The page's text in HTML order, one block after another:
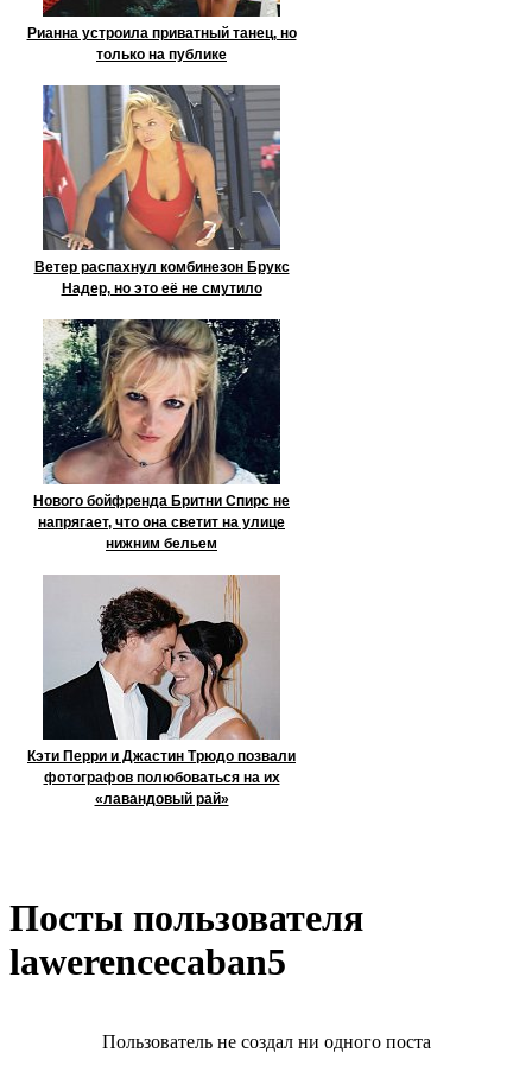
Рианна устроила приватный танец, но
только на публике
Ветер распахнул комбинезон Брукс
Надер, но это её не смутило
Нового бойфренда Бритни Спирс не
напрягает, что она светит на улице
нижним бельем
Кэти Перри и Джастин Трюдо позвали
фотографов полюбоваться на их
«лавандовый рай»
Посты пользователя
lawerencecaban5
Пользователь не создал ни одного поста